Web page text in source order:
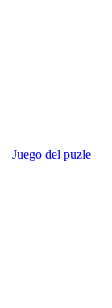
Juego del puzle